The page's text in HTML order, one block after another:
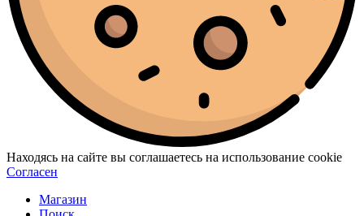
Находясь на сайте вы соглашаетесь на использование cookie
Согласен
Магазин